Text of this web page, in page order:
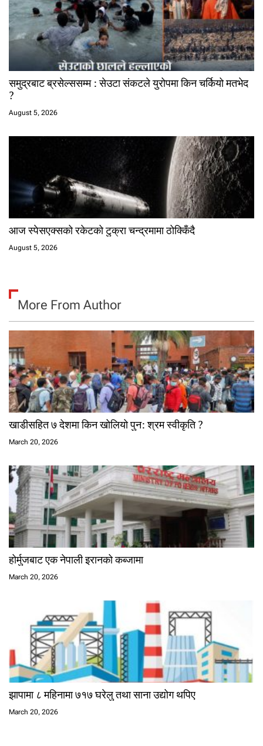
समुद्रबाट ब्रसेल्ससम्म : सेउटा संकटले युरोपमा किन चर्कियो मतभेद
?
August 5, 2026
आज स्पेसएक्सको रकेटको टुक्रा चन्द्रमामा ठोक्किँदै
August 5, 2026
More From Author
खाडीसहित ७ देशमा किन खोलियो पुन: श्रम स्वीकृति ?
March 20, 2026
होर्मुजबाट एक नेपाली इरानको कब्जामा
March 20, 2026
झापामा ८ महिनामा ७१७ घरेलु तथा साना उद्योग थपिए
March 20, 2026